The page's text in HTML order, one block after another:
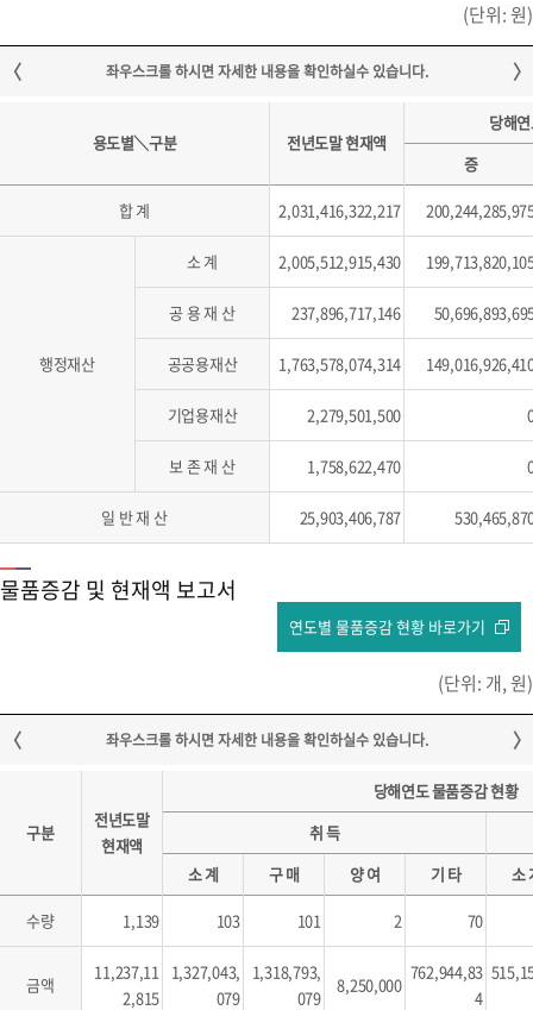
(단위: 원)
용도별＼구분 전년도말 현재액
당해
증
합 계 2,031,416,322,217
행정재산
소 계 2,005,512,915,430
공 용 재 산 237,896,717,146
공공용재산 1,763,578,074,314
기업용재산 2,279,501,500
보 존 재 산 1,758,622,470
일 반 재 산 25,903,406,787
물품증감 및 현재액 보고서
연도별 물품증감 현황 바로가기
(단위: 개, 원)
구분
전년도말
현재액
당해연도 물품증감 현황
취 득
소 계
구 매 양 여 기 타 소
수량 1,139 103 101 2 70
금액
11,237,11
2,815
1,327,043,
079
1,318,793,
079
8,250,000
762,944,83
4